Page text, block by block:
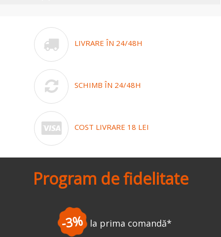
LIVRARE ÎN 24/48H
SCHIMB ÎN 24/48H
COST LIVRARE 18 LEI
Program de fidelitate
la prima comandă*